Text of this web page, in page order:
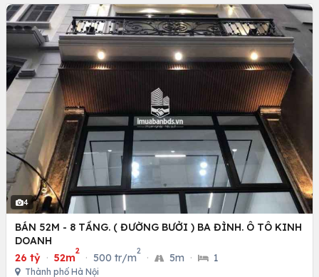
4
BÁN 52M - 8 TẦNG. ( ĐƯỜNG BƯỞI ) BA ĐÌNH. Ô TÔ KINH
DOANH
26 tỷ · 52m
2
· 500 tr/m
2
· 5m · 1
Thành phố Hà Nội